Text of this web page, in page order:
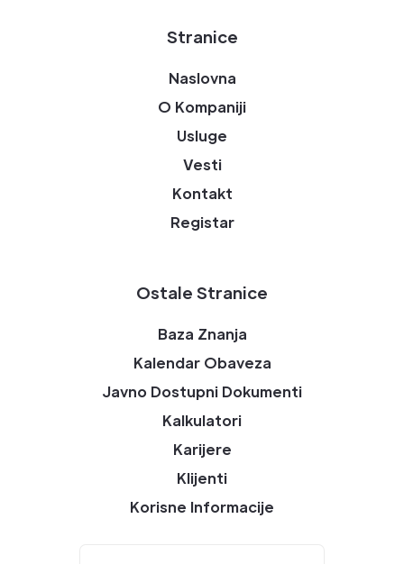
Stranice
Naslovna
O Kompaniji
Usluge
Vesti
Kontakt
Registar
Ostale Stranice
Baza Znanja
Kalendar Obaveza
Javno Dostupni Dokumenti
Kalkulatori
Karijere
Klijenti
Korisne Informacije